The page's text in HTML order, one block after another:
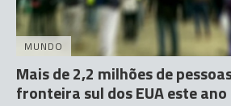
MUNDO
Mais de 2,2 milhões de
fronteira sul dos EUA este ano